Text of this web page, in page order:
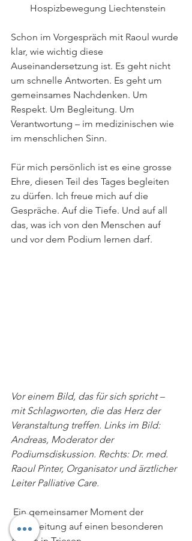
Hospizbewegung Liechtenstein
Schon im Vorgespräch mit Raoul wurde
klar, wie wichtig diese
Auseinandersetzung ist. Es geht nicht
um schnelle Antworten. Es geht um
gemeinsames Nachdenken. Um
Respekt. Um Begleitung. Um
Verantwortung – im medizinischen wie
im menschlichen Sinn.
Für mich persönlich ist es eine grosse
Ehre, diesen Teil des Tages begleiten
zu dürfen. Ich freue mich auf die
Gespräche. Auf die Tiefe. Und auf all
das, was ich von den Menschen auf
und vor dem Podium lernen darf.
Vor einem Bild, das für sich spricht –
mit Schlagworten, die das Herz der
Veranstaltung treffen. Links im Bild:
Andreas, Moderator der
Podiumsdiskussion. Rechts: Dr. med.
Raoul Pinter, Organisator und ärztlicher
Leiter Palliative Care.
Vorbereitung auf einen besonderen